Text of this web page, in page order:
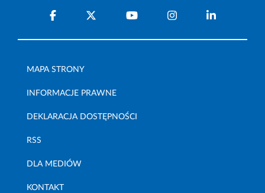
MAPA STRONY
INFORMACJE PRAWNE
DEKLARACJA DOSTĘPNOŚCI
RSS
DLA MEDIÓW
KONTAKT